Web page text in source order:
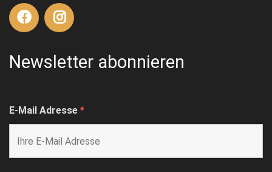
Newsletter abonnieren
E-Mail Adresse *